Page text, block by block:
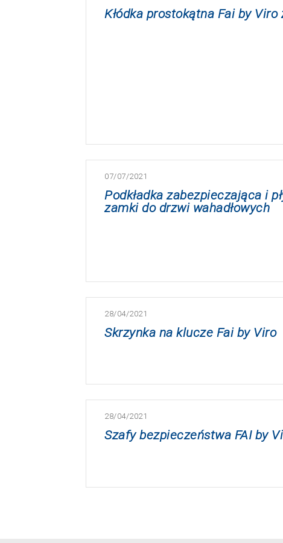
Kłódka prostokątna Fai by
07/07/2021
Podkładka zabezpieczająca i
zamki do drzwi wahadłowych
28/04/2021
Skrzynka na klucze Fai by Viro
28/04/2021
Szafy bezpieczeństwa FAI by